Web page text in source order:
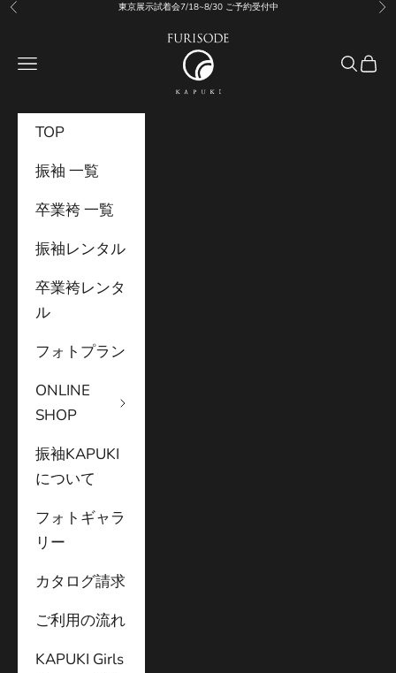
コンテンツへスキップ
前へ 東京展示試着会7/18~8/30 ご予約受付中 次
振袖KAPUKI
メニュー
検索カー
TOP
振袖 一覧
卒業袴 一覧
振袖レンタル
卒業袴レンタ
ル
フォトプラン
ONLINE
SHOP
振袖KAPUKI
について
フォトギャラ
リー
カタログ請求
ご利用の流れ
KAPUKI Girls